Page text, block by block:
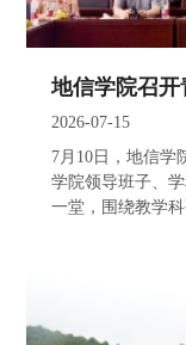
地信学院召
2026-07-15
7月10日，地信学
学院领导班子、
一堂，围绕教学